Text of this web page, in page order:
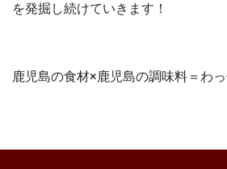
を発掘し続けていきます！
鹿児島の食材×鹿児島の調味料＝わっ